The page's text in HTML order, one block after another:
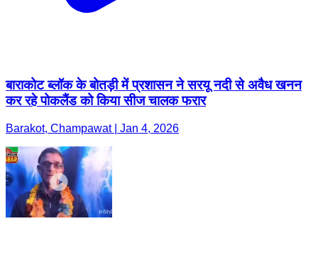
बाराकोट ब्लॉक के बोतड़ी में प्रशासन ने सरयू नदी से अवैध खनन
कर रहे पोकलैंड को किया सीज चालक फरार
Barakot, Champawat | Jan 4, 2026